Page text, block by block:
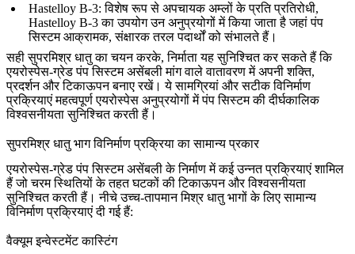
Hastelloy B-3: विशेष रूप से अपचायक अम्लों के प्रति प्रतिरोधी,
Hastelloy B-3 का उपयोग उन अनुप्रयोगों में किया जाता है जहां पंप
सिस्टम आक्रामक, संक्षारक तरल पदार्थों को संभालते हैं।
सही सुपरमिश्र धातु का चयन करके, निर्माता यह सुनिश्चित कर सकते हैं कि
एयरोस्पेस-ग्रेड पंप सिस्टम असेंबली मांग वाले वातावरण में अपनी शक्ति,
प्रदर्शन और टिकाऊपन बनाए रखें। ये सामग्रियां और सटीक विनिर्माण
प्रक्रियाएं महत्वपूर्ण एयरोस्पेस अनुप्रयोगों में पंप सिस्टम की दीर्घकालिक
विश्वसनीयता सुनिश्चित करती हैं।
सुपरमिश्र धातु भाग विनिर्माण प्रक्रिया का सामान्य प्रकार
एयरोस्पेस-ग्रेड पंप सिस्टम असेंबली के निर्माण में कई उन्नत प्रक्रियाएं शामिल
हैं जो चरम स्थितियों के तहत घटकों की टिकाऊपन और विश्वसनीयता
सुनिश्चित करती हैं। नीचे उच्च-तापमान मिश्र धातु भागों के लिए सामान्य
विनिर्माण प्रक्रियाएं दी गई हैं:
वैक्यूम इन्वेस्टमेंट कास्टिंग